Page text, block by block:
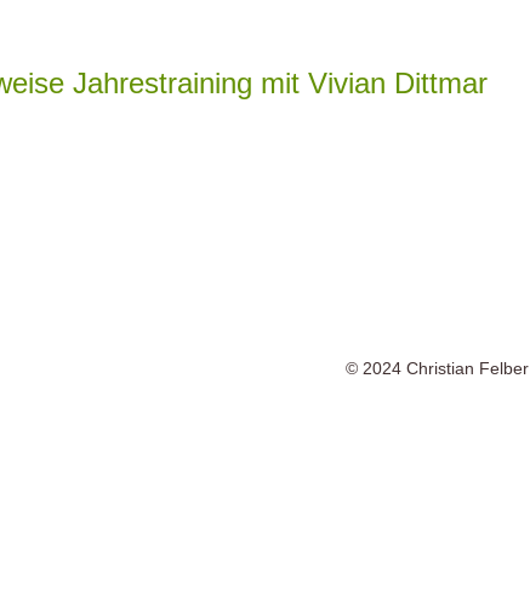
Jahrestraining mit Vivian Dittmar
© 2024 Christian Felber